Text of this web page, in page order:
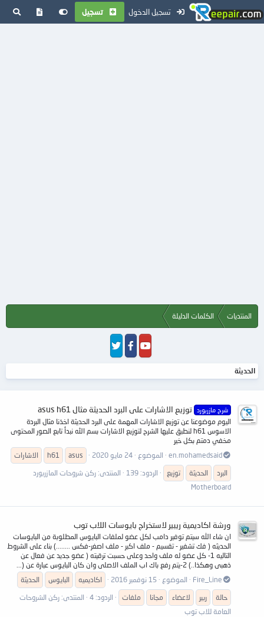
تسجيل الدخول تسجيل
المنتديات الكلمات الدليلة
الحديثة
شرح مازربورد توزيع الاشارات على البرد الحديثة مثال asus h61
اليوم موضوعنا عن توزيع الاشارات المهمة على البرد الحديثة اخذنا مثال البردة
الاسوس h61 لنطبق عليها الشرح لتوزيع الاشارات بسم الله نبدأ تابع الصور المحتوى
مخفي دمتم بكل خير
en.mohamedsaid
الموضوع 24 مايو 2020 asus
h61
الاشارات
البرد
الحديثة توزيع الردود: 139 المنتدى: ركن شروحات المازربورد
Motherboard
ورشة اكاديمية ريبير لاستخراج بايوسات اللاب توب
ان شاء الله سيتم توفير دامب لكل عضو لملفات البايوس المطلوبة من البايوسات
الحديثه ( فك تشفير - تقسيم - ملف اكبر - ملف اصغر-فكس ........) بناء على الشروط
التاليه 1- كل عضو له ملف واحد وعلى حسبت ترقيته ( عضو جديد عن فعال عن
ذهبى وهكذا..) 2-يتم رفع باك اب الملف الاصلى وان كان البايوس عبارة عن (...
Fire_Line
الموضوع 15 نوفمبر 2016 اكاديميه البايوس
الحديثة
حالة
ربير لاعضاء مجانا ملفات الردود: 4 المنتدى: ركن الشروحات
العامة للاب توب